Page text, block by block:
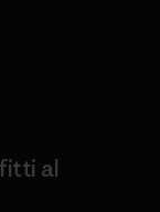
al